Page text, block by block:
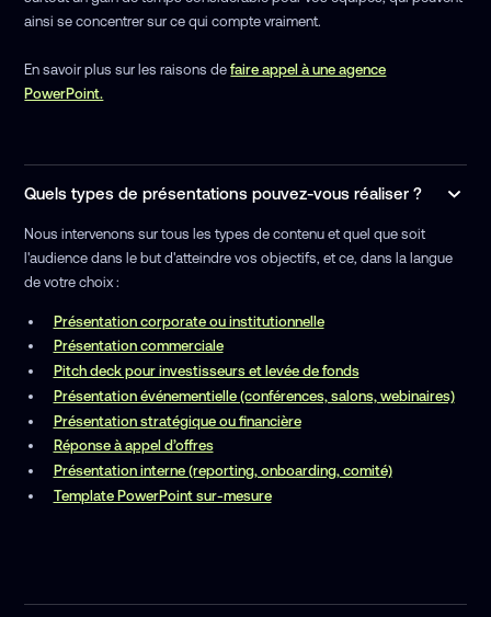
ainsi se concentrer sur ce qui compte vraiment.
En savoir plus sur les raisons defaire appel à une agence
PowerPoint.
Quels types de présentations pouvez-vous réaliser ?
Nous intervenons sur tous les types de contenu et quel que soit
l'audience dans le but d'atteindre vos objectifs, et ce, dans la langue
de votre choix :
Présentation corporate ou institutionnelle
Présentation commerciale
Pitch deck pour investisseurs et levée de fonds
Présentation événementielle (conférences, salons, webinaires)
Présentation stratégique ou financière
Réponse à appel d’offres
Présentation interne (reporting, onboarding, comité)
Template PowerPoint sur-mesure